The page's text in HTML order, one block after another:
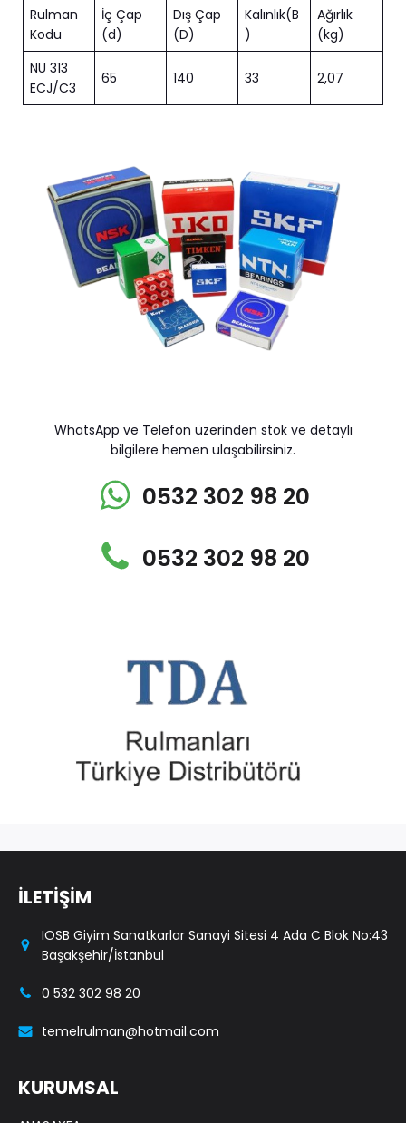
Rulman
Kodu
İç Çap
(d)
Dış Çap
(D)
Kalınlık(B
)
Ağırlık
(kg)
NU 313
ECJ/C3
65 140 33 2,07
WhatsApp ve Telefon üzerinden stok ve detaylı
bilgilere hemen ulaşabilirsiniz.
0532 302 98 20
0532 302 98 20
İLETİŞİM
IOSB Giyim Sanatkarlar Sanayi Sitesi 4 Ada C Blok No:43
Başakşehir/İstanbul
0 532 302 98 20
temelrulman@hotmail.com
KURUMSAL